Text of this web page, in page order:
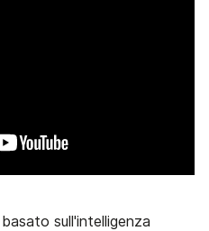
sull'intelligenza